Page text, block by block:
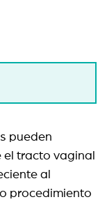
pueden
tracto vaginal
al
procedimiento